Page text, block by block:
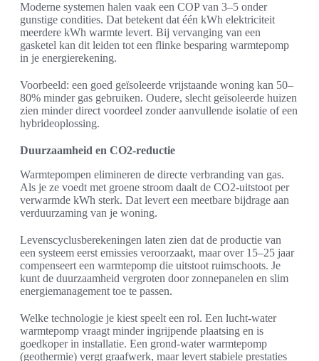
Moderne systemen halen vaak een COP van 3–5 onder
gunstige condities. Dat betekent dat één kWh elektriciteit
meerdere kWh warmte levert. Bij vervanging van een
gasketel kan dit leiden tot een flinke besparing warmtepomp
in je energierekening.
Voorbeeld: een goed geïsoleerde vrijstaande woning kan 50–
80% minder gas gebruiken. Oudere, slecht geïsoleerde huizen
zien minder direct voordeel zonder aanvullende isolatie of een
hybrideoplossing.
Duurzaamheid en CO2-reductie
Warmtepompen elimineren de directe verbranding van gas.
Als je ze voedt met groene stroom daalt de CO2-uitstoot per
verwarmde kWh sterk. Dat levert een meetbare bijdrage aan
verduurzaming van je woning.
Levenscyclusberekeningen laten zien dat de productie van
een systeem eerst emissies veroorzaakt, maar over 15–25 jaar
compenseert een warmtepomp die uitstoot ruimschoots. Je
kunt de duurzaamheid vergroten door zonnepanelen en slim
energiemanagement toe te passen.
Welke technologie je kiest speelt een rol. Een lucht-water
warmtepomp vraagt minder ingrijpende plaatsing en is
goedkoper in installatie. Een grond-water warmtepomp
(geothermie) vergt graafwerk, maar levert stabiele prestaties